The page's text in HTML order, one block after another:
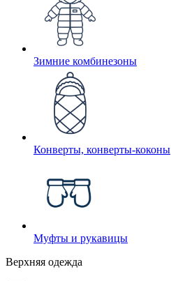
Зимние комбинезоны
Конверты, конверты-коконы
Муфты и рукавицы
Верхняя одежда